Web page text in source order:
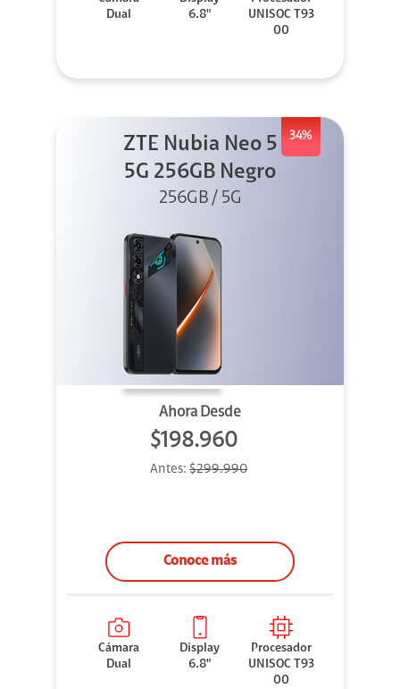
Dual
6.8"
UNISOC T93
00
34%
ZTE Nubia Neo 5
5G 256GB Negro
256GB / 5G
Ahora Desde
$198.960
Antes: $299.990
Conoce más
Cámara
Dual
Display
6.8"
Procesador
UNISOC T93
00